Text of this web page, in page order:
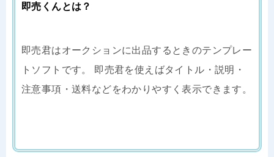
即売くんとは？
即売君はオークションに出品するときのテンプレー
トソフトです。 即売君を使えばタイトル・説明・
注意事項・送料などをわかりやすく表示できます。